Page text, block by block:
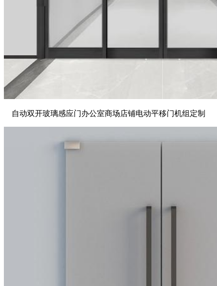
自动双开玻璃感应门办公室商场店铺电动平移门机组定制